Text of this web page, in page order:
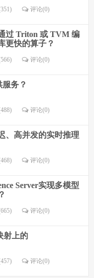
评论(0)
过 Triton 或 TVM 编
更快的算子？
评论(0)
务？
评论(0)
、高并发的实时推理
评论(0)
Server实现多模型
评论(0)
射上的
评论(0)